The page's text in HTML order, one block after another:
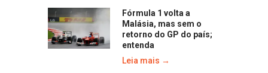
Fórmula 1 volta a
Malásia, mas sem o
retorno do GP do país;
entenda
Leia mais →